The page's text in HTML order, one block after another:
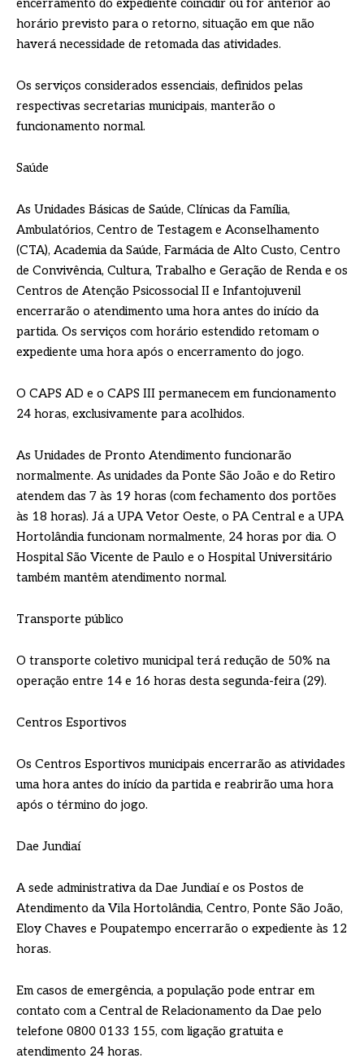
encerramento do expediente coincidir ou for anterior ao
horário previsto para o retorno, situação em que não
haverá necessidade de retomada das atividades.
Os serviços considerados essenciais, definidos pelas
respectivas secretarias municipais, manterão o
funcionamento normal.
Saúde
As Unidades Básicas de Saúde, Clínicas da Família,
Ambulatórios, Centro de Testagem e Aconselhamento
(CTA), Academia da Saúde, Farmácia de Alto Custo, Centro
de Convivência, Cultura, Trabalho e Geração de Renda e os
Centros de Atenção Psicossocial II e Infantojuvenil
encerrarão o atendimento uma hora antes do início da
partida. Os serviços com horário estendido retomam o
expediente uma hora após o encerramento do jogo.
O CAPS AD e o CAPS III permanecem em funcionamento
24 horas, exclusivamente para acolhidos.
As Unidades de Pronto Atendimento funcionarão
normalmente. As unidades da Ponte São João e do Retiro
atendem das 7 às 19 horas (com fechamento dos portões
às 18 horas). Já a UPA Vetor Oeste, o PA Central e a UPA
Hortolândia funcionam normalmente, 24 horas por dia. O
Hospital São Vicente de Paulo e o Hospital Universitário
também mantêm atendimento normal.
Transporte público
O transporte coletivo municipal terá redução de 50% na
operação entre 14 e 16 horas desta segunda-feira (29).
Centros Esportivos
Os Centros Esportivos municipais encerrarão as atividades
uma hora antes do início da partida e reabrirão uma hora
após o término do jogo.
Dae Jundiaí
A sede administrativa da Dae Jundiaí e os Postos de
Atendimento da Vila Hortolândia, Centro, Ponte São João,
Eloy Chaves e Poupatempo encerrarão o expediente às 12
horas.
Em casos de emergência, a população pode entrar em
contato com a Central de Relacionamento da Dae pelo
telefone 0800 0133 155, com ligação gratuita e
atendimento 24 horas.